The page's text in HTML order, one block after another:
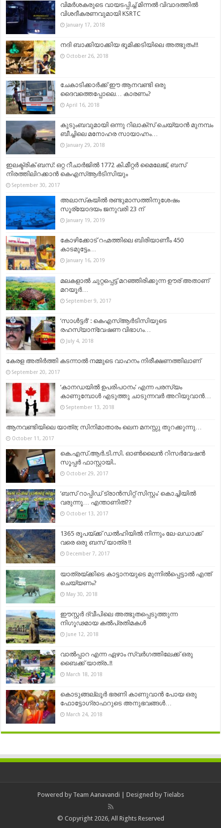
വിമര്‍ശകരുടെ വായടപ്പിച്ച് മിന്നല്‍ വിവാദത്തില്‍
വിശദീകരണവുമായി KSRTC
January 17, 2018
നദി ബാക്കിയാക്കിയ ഭൂമിക്കടിയിലെ അത്ഭുതം!!!
October 26, 2018
ചേകാടിക്കാര്‍ക്ക് ഈ ആനവണ്ടി ഒരു
ദൈവത്തെപ്പോലെ… കാരണം?
April 16, 2018
കുടുംബവുമായി ഒന്നു റിലാക്സ് ചെയ്യാന്‍ മുനമ്പം
ബീച്ചിലെ മനോഹര സായാഹ്നം…
January 29, 2018
ഇലക്ട്രിക് ബസ്: ഒറ്റ റീചാർജിൽ 1772 കി.മീറ്റർ മൈലേജ്, ബസ്
നിരത്തിലിറക്കാൻ കെഎസ്ആർടിസിയും
September 30, 2017
അലാസ്‌കയിൽ രണ്ടുമാസത്തിനുശേഷം
സൂര്യോദയം ജനുവരി 23 ന്
January 19, 2019
കോഴിക്കോട് റഹ്മത്തിലെ ബിരിയാണീം 450
കാടമുട്ടേം…
January 16, 2019
മലകളാൽ ചുറ്റപ്പെട്ട് മറഞ്ഞിരിക്കുന്ന ഊര് അതാണ്
മറയൂർ…
September 9, 2017
‘സാൾട്ടർ’ : കെഎസ്ആർടിസിയുടെ
രഹസ്യാന്വേഷണ വിഭാഗം…
July 4, 2018
കേരള അതിർത്തി കടന്നാൽ നമ്മുടെ വാഹനം നിരീക്ഷണത്തിലാണ്
September 20, 2017
‘കാനഡയിൽ ഉപരിപഠനം’ എന്ന പരസ്യം
കാണുമ്പോൾ എടുത്തു ചാടുന്നവർ അറിയുവാൻ…
September 13, 2018
ആനവണ്ടിയിലെ യാത്ര; സിനിമാതാരം ലെന മനസ്സു തുറക്കുന്നു…
October 11, 2017
കെ.എസ്.ആർ.ടി.സി. ഓൺലൈൻ റിസർവേഷൻ
സൂപ്പർ ഫാസ്റ്റായി..
October 29, 2017
‘ബസ് റാപ്പിഡ് ട്രാൻസിറ്റ് സിസ്റ്റം’ കൊച്ചിയില്‍
വരുന്നൂ… എന്താണിത്??
October 13, 2017
1365 രൂപയ്ക്ക് ഡൽഹിയിൽ നിന്നും ലേ-ലഡാക്ക്
വരെ ഒരു ബസ് യാത്ര !!
December 7, 2017
യാത്രയ്ക്കിടെ കാട്ടാനയുടെ മുന്നിൽപ്പെട്ടാൽ എന്ത്
ചെയ്യണം?
May 30, 2018
ഈസ്റ്റർ ദ്വീപിലെ അത്ഭുതപ്പെടുത്തുന്ന
നിഗൂഢമായ കൽപ്രതിമകൾ
June 12, 2018
വാല്‍പ്പാറ എന്ന ഏഴാം സ്വർഗത്തിലേക്ക് ഒരു
ബൈക്ക് യാത്ര..!!
March 18, 2018
കൊടുങ്ങല്ലൂര്‍ ഭരണി കാണുവാന്‍ പോയ ഒരു
ഫോട്ടോഗ്രാഫറുടെ അനുഭവങ്ങള്‍…
March 24, 2018
Powered by Team Aanavandi | Designed by Tielabs
© Copyright 2026, All Rights Reserved